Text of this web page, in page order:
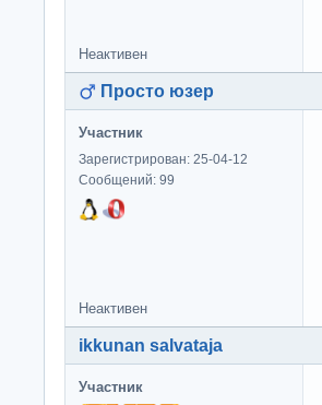
Неактивен
Просто юзер
Участник
Зарегистрирован: 25-04-12
Сообщений: 99
Неактивен
ikkunan salvataja
Участник